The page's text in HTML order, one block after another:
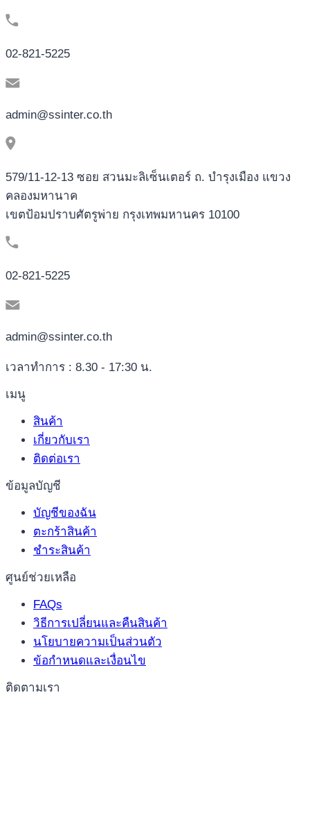
02-821-5225
admin@ssinter.co.th
579/11-12-13 ซอย สวนมะลิเซ็นเตอร์ ถ. บำรุงเมือง แขวง
คลองมหานาค
เขตป้อมปราบศัตรูพ่าย กรุงเทพมหานคร 10100
02-821-5225
admin@ssinter.co.th
เวลาทำการ : 8.30 - 17:30 น.
เมนู
สินค้า
เกี่ยวกับเรา
ติดต่อเรา
ข้อมูลบัญชี
บัญชีของฉัน
ตะกร้าสินค้า
ชำระสินค้า
ศูนย์ช่วยเหลือ
FAQs
วิธีการเปลี่ยนและคืนสินค้า
นโยบายความเป็นส่วนตัว
ข้อกำหนดและเงื่อนไข
ติดตามเรา